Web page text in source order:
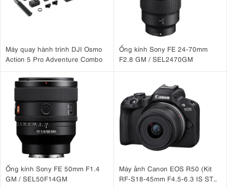
Máy quay hành trình DJI Osmo
Action 5 Pro Adventure Combo
Ống kính Sony FE 24-70mm
F2.8 GM / SEL2470GM
Ống kính Sony FE 50mm F1.4
GM / SEL50F14GM
Máy ảnh Canon EOS R50 (Kit
RF-S18-45mm F4.5-6.3 IS STM